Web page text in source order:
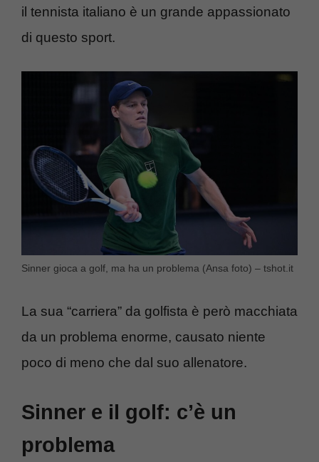
il tennista italiano è un grande appassionato
di questo sport.
Sinner gioca a golf, ma ha un problema (Ansa foto) – tshot.it
La sua “carriera” da golfista è però macchiata
da un problema enorme, causato niente
poco di meno che dal suo allenatore.
Sinner e il golf: c’è un
problema